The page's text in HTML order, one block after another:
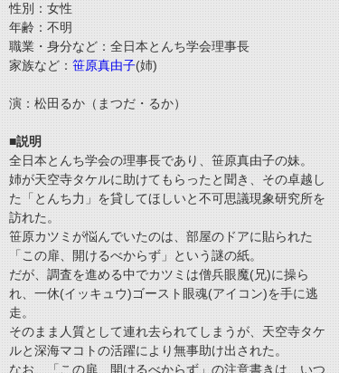
性別：女性
年齢：不明
職業・身分など：全日本とんち学会理事長
家族など： 笹原真由子(姉)
演：松田るか（まつだ・るか）
■説明
全日本とんち学会の理事長であり、笹原真由子の妹。
姉が天空寺タケルに助けてもらったと聞き、その卓越し
た「とんち力」を貸してほしいと不可思議現象研究所を
訪れた。
笹原カツミが悩んでいたのは、部屋のドアに貼られた
「この扉、開けるべからず」という謎の紙。
だが、調査を進める中でカツミは僧兵眼魔(兄)に操ら
れ、一休(イッキュウ)ゴースト眼魂(アイコン)を手に逃
走。
そのまま人質として連れ去られてしまうが、天空寺タケ
ルと深海マコトの活躍により無事助け出された。
なお、「この扉、開けるべからず」の注意書きは、いつ